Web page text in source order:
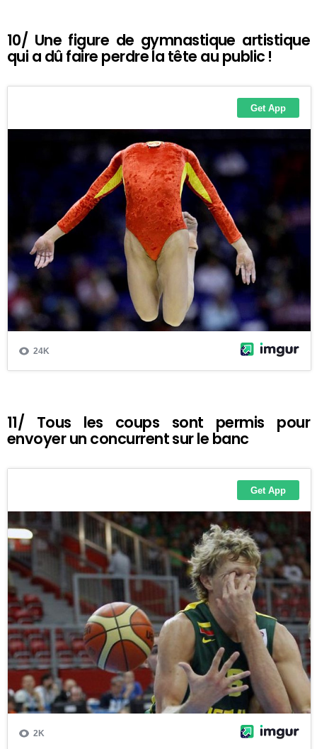
10/ Une figure de gymnastique artistique
qui a dû faire perdre la tête au public !
11/ Tous les coups sont permis pour
envoyer un concurrent sur le banc